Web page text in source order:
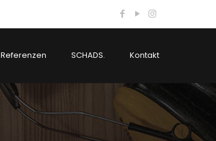
Referenzen SCHADS. Kontakt